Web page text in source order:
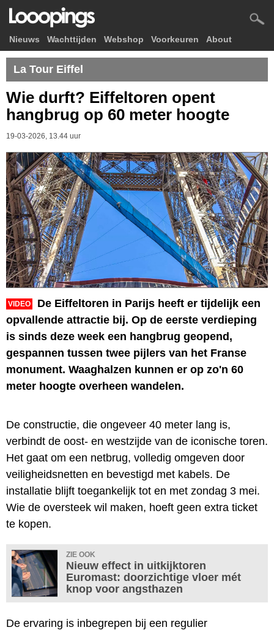
Nieuws Wachttijden Webshop Voorkeuren About
La Tour Eiffel
Wie durft? Eiffeltoren opent
hangbrug op 60 meter hoogte
19-03-2026, 13.44 uur
VIDEO
De Eiffeltoren in Parijs heeft er tijdelijk een
opvallende attractie bij. Op de eerste verdieping
is sinds deze week een hangbrug geopend,
gespannen tussen twee pijlers van het Franse
monument. Waaghalzen kunnen er op zo'n 60
meter hoogte overheen wandelen.
De constructie, die ongeveer 40 meter lang is,
verbindt de oost- en westzijde van de iconische toren.
Het gaat om een netbrug, volledig omgeven door
veiligheidsnetten en bevestigd met kabels. De
installatie blijft toegankelijk tot en met zondag 3 mei.
Wie de oversteek wil maken, hoeft geen extra ticket
te kopen.
ZIE OOK
Nieuw effect in uitkijktoren
Euromast: doorzichtige vloer mét
knop voor angsthazen
De ervaring is inbegrepen bij een regulier